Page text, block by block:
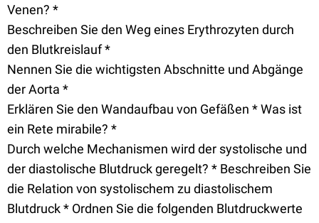
Venen? *
Beschreiben Sie den Weg eines Erythrozyten durch
den Blutkreislauf *
Nennen Sie die wichtigsten Abschnitte und Abgänge
der Aorta *
Erklären Sie den Wandaufbau von Gefäßen * Was ist
ein Rete mirabile? *
Durch welche Mechanismen wird der systolische und
der diastolische Blutdruck geregelt? * Beschreiben Sie
die Relation von systolischem zu diastolischem
Blutdruck * Ordnen Sie die folgenden Blutdruckwerte